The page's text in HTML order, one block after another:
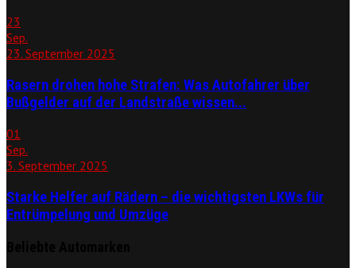
23
Sep.
23. September 2025
Rasern drohen hohe Strafen: Was Autofahrer über
Bußgelder auf der Landstraße wissen...
01
Sep.
3. September 2025
Starke Helfer auf Rädern – die wichtigsten LKWs für
Entrümpelung und Umzüge